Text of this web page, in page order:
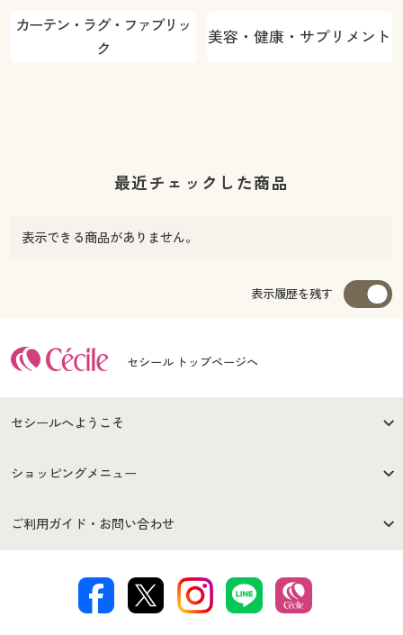
カーテン・ラグ・ファブリッ
ク
美容・健康・サプリメント
最近チェックした商品
表示できる商品がありません。
表示履歴を残す
セシール トップページへ
セシールへようこそ
はじめての方へ
セシールご利用規約
著作権・商標について 会社案内
ショッピングメニュー
商品カテゴリ
ご利用ガイド・お問い合わせ
交換・返品は お支払は